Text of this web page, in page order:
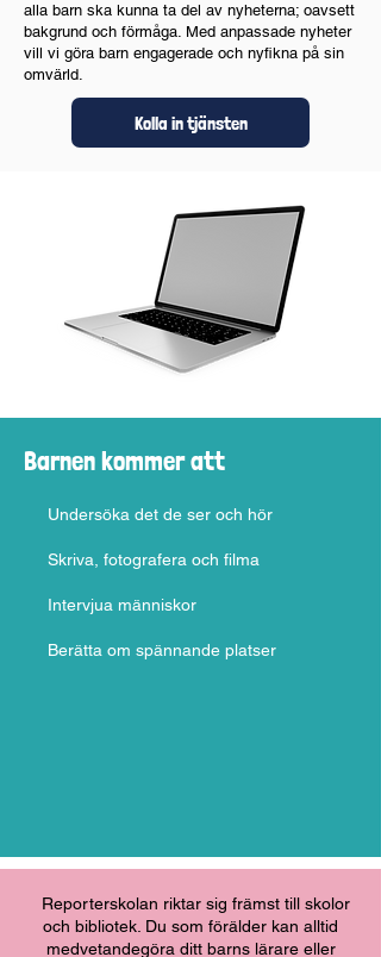
alla barn ska kunna ta del av nyheterna; oavsett
bakgrund och förmåga. Med anpassade nyheter
vill vi göra barn engagerade och nyfikna på sin
omvärld.
Kolla in tjänsten
Barnen kommer att
Undersöka det de ser och hör
Skriva, fotografera och filma
Intervjua människor
Berätta om spännande platser
Reporterskolan riktar sig främst till skolor
och bibliotek. Du som förälder kan alltid
medvetandegöra ditt barns lärare eller